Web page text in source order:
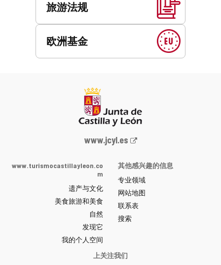
旅游法规
欧洲基金
Junta
y
León
网
站
门
户
-
www.jcyl.es
www.turismocastillayleon.co
m
遗产与文化
美食旅游和美食
自然
发现它
我的个人空间
其他感兴趣的信息
专业领域
网站地图
联系表
搜索
上关注我们